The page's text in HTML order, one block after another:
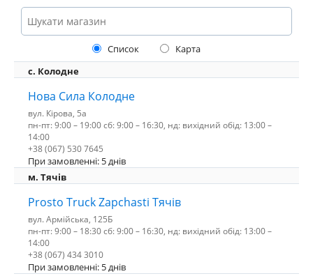
Список
Карта
с. Колодне
Нова Сила Колодне
вул. Кірова, 5а
пн-пт: 9:00 – 19:00 сб: 9:00 – 16:30, нд: вихідний обід: 13:00 –
14:00
+38 (067) 530 7645
При замовленні: 5 днів
м. Тячів
Prosto Truck Zapchasti Тячів
вул. Армійська, 125Б
пн-пт: 9:00 – 18:30 сб: 9:00 – 16:30, нд: вихідний обід: 13:00 –
14:00
+38 (067) 434 3010
При замовленні: 5 днів